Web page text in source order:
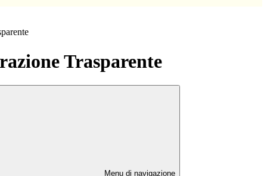
Trasparente
Menu di navigazione